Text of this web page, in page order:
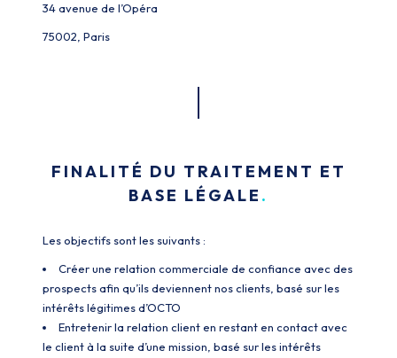
34 avenue de l’Opéra
75002, Paris
FINALITÉ DU TRAITEMENT ET
BASE LÉGALE
Les objectifs sont les suivants :
Créer une relation commerciale de confiance avec des
prospects afin qu’ils deviennent nos clients, basé sur les
intérêts légitimes d’OCTO
Entretenir la relation client en restant en contact avec
le client à la suite d’une mission, basé sur les intérêts